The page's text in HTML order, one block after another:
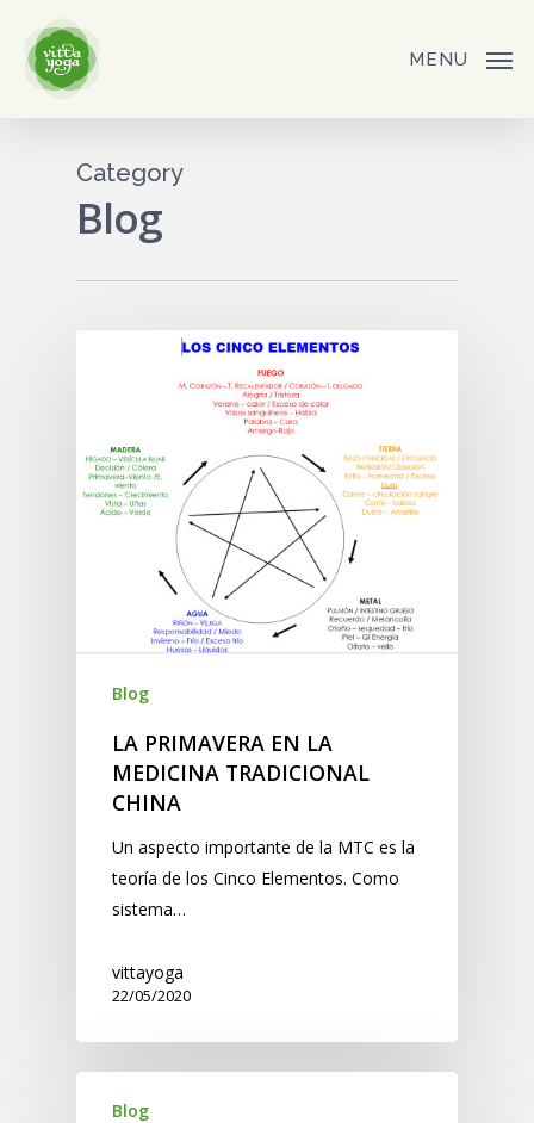
main
MENU
Category
Blog
Blog
LA PRIMAVERA EN LA
MEDICINA TRADICIONAL
CHINA
Un aspecto importante de la MTC es la
teoría de los Cinco Elementos. Como
sistema…
vittayoga
22/05/2020
Blog